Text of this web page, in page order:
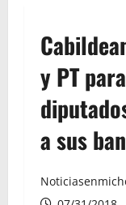
y PT
a sus